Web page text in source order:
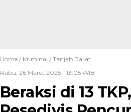
Home / Kriminal / Tanjab Barat
Rabu, 26 Maret 2025 - 13:05 WIB
Beraksi di 13